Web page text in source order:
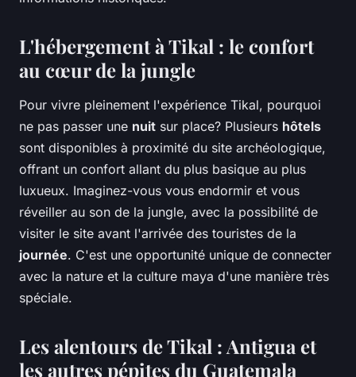
L'hébergement à Tikal : le confort
au cœur de la jungle
Pour vivre pleinement l'expérience Tikal, pourquoi
ne pas passer une nuit sur place? Plusieurs hôtels
sont disponibles à proximité du site archéologique,
offrant un confort allant du plus basique au plus
luxueux. Imaginez-vous vous endormir et vous
réveiller au son de la jungle, avec la possibilité de
visiter le site avant l'arrivée des touristes de la
journée. C'est une opportunité unique de connecter
avec la nature et la culture maya d'une manière très
spéciale.
Les alentours de Tikal : Antigua et
les autres pépites du Guatemala